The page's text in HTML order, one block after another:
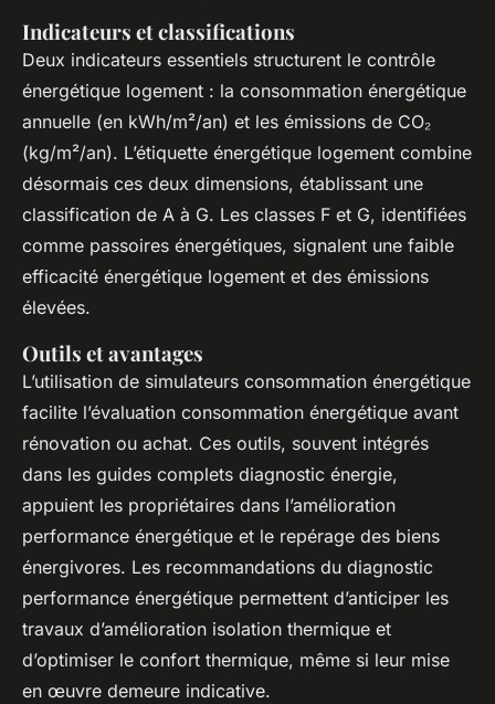
Indicateurs et classifications
Deux indicateurs essentiels structurent le contrôle
énergétique logement : la consommation énergétique
annuelle (en kWh/m²/an) et les émissions de CO₂
(kg/m²/an). L’étiquette énergétique logement combine
désormais ces deux dimensions, établissant une
classification de A à G. Les classes F et G, identifiées
comme passoires énergétiques, signalent une faible
efficacité énergétique logement et des émissions
élevées.
Outils et avantages
L’utilisation de simulateurs consommation énergétique
facilite l’évaluation consommation énergétique avant
rénovation ou achat. Ces outils, souvent intégrés
dans les guides complets diagnostic énergie,
appuient les propriétaires dans l’amélioration
performance énergétique et le repérage des biens
énergivores. Les recommandations du diagnostic
performance énergétique permettent d’anticiper les
travaux d’amélioration isolation thermique et
d’optimiser le confort thermique, même si leur mise
en œuvre demeure indicative.